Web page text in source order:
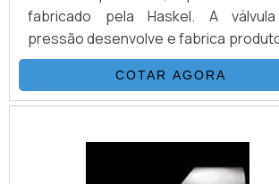
fabricado pela Haskel. A
pressão desenvolve e fabrica
aço inoxidável, monel e
principais itens da válvula são
esfera, agulha, retenção,
atuadas e
COTAR AGORA